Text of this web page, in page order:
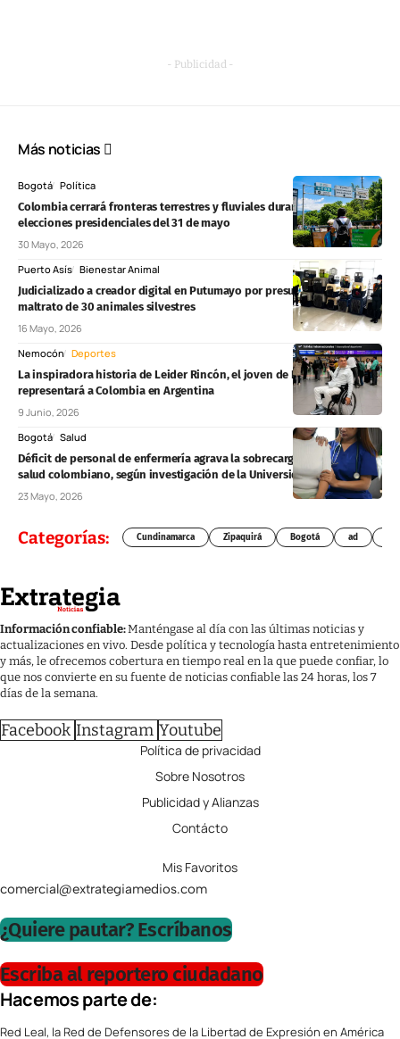
- Publicidad -
Más noticias
Bogotá Política
Colombia cerrará fronteras terrestres y fluviales durante las
elecciones presidenciales del 31 de mayo
30 Mayo, 2026
Puerto Asís Bienestar Animal
Judicializado a creador digital en Putumayo por presunto cautiverio y
maltrato de 30 animales silvestres
16 Mayo, 2026
Nemocón Deportes
La inspiradora historia de Leider Rincón, el joven de Nemocón que
representará a Colombia en Argentina
9 Junio, 2026
Bogotá Salud
Déficit de personal de enfermería agrava la sobrecarga del sistema de
salud colombiano, según investigación de la Universidad Nacional
23 Mayo, 2026
Categorías: Cundinamarca Zipaquirá Bogotá ad
Información confiable:Manténgase al día con las últimas noticias y
actualizaciones en vivo. Desde política y tecnología hasta entretenimiento
y más, le ofrecemos cobertura en tiempo real en la que puede confiar, lo
que nos convierte en su fuente de noticias confiable las 24 horas, los 7
días de la semana.
Facebook Instagram Youtube
Política de privacidad
Sobre Nosotros
Publicidad y Alianzas
Contácto
Mis Favoritos
comercial@extrategiamedios.com
¿Quiere pautar? Escríbanos
Escriba al reportero ciudadano
Hacemos parte de:
Red Leal, la Red de Defensores de la Libertad de Expresión en América